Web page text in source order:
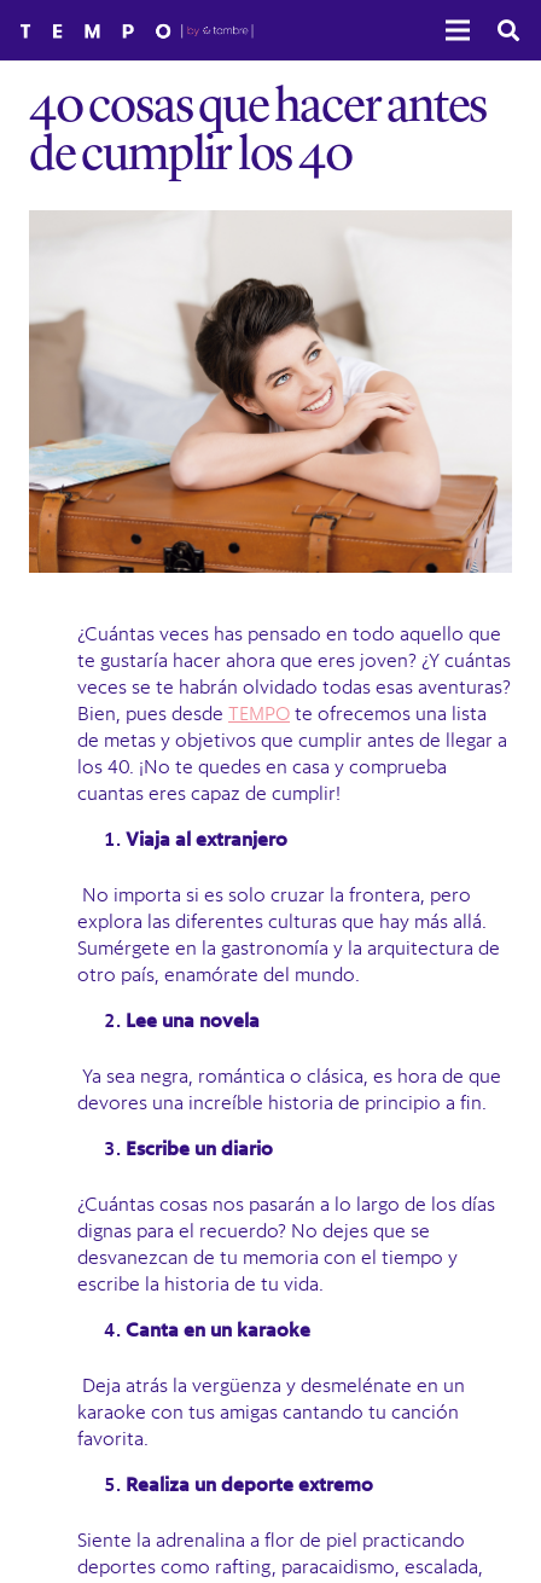
40 cosas que hacer antes
de cumplir los 40
¿Cuántas veces has pensado en todo aquello que
te gustaría hacer ahora que eres joven? ¿Y cuántas
veces se te habrán olvidado todas esas aventuras?
Bien, pues desde TEMPO te ofrecemos una lista
de metas y objetivos que cumplir antes de llegar a
los 40. ¡No te quedes en casa y comprueba
cuantas eres capaz de cumplir!
Viaja al extranjero
No importa si es solo cruzar la frontera, pero
explora las diferentes culturas que hay más allá.
Sumérgete en la gastronomía y la arquitectura de
otro país, enamórate del mundo.
Lee una novela
Ya sea negra, romántica o clásica, es hora de que
devores una increíble historia de principio a fin.
Escribe un diario
¿Cuántas cosas nos pasarán a lo largo de los días
dignas para el recuerdo? No dejes que se
desvanezcan de tu memoria con el tiempo y
escribe la historia de tu vida.
Canta en un karaoke
Deja atrás la vergüenza y desmelénate en un
karaoke con tus amigas cantando tu canción
favorita.
Realiza un deporte extremo
Siente la adrenalina a flor de piel practicando
deportes como rafting, paracaidismo, escalada,